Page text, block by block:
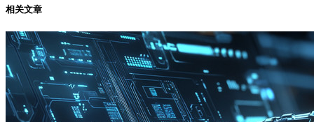
相关文章